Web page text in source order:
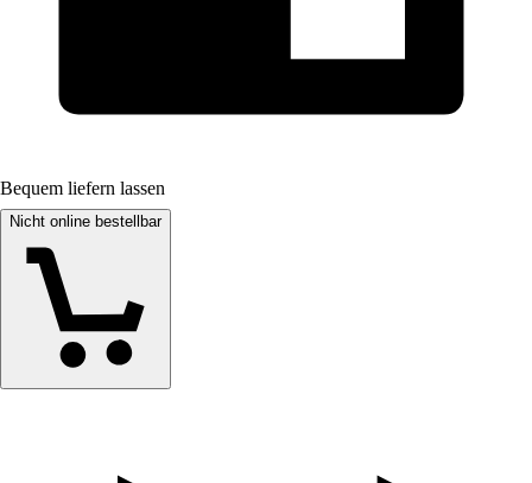
Bequem liefern lassen
Nicht online bestellbar